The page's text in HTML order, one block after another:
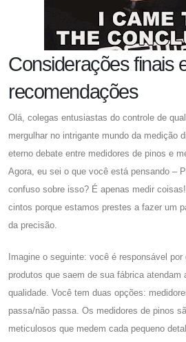
Considerações finais
recomendações
Olá, colegas entusiastas do controle de
mergulhar no intrigante mundo da medição
eterno debate entre medidores de pinos e
Agora, eu sei o que você está pensando –
confuso sobre isso? É apenas medir
cintos porque estamos prestes a fazer um
da precisão.
Imagine o seguinte: você é responsável
produtos que saem de sua fábrica
qualidade. Você tem duas opções:
passa/não passa. Os medidores de pinos
meticulosos que medem cada pequeno